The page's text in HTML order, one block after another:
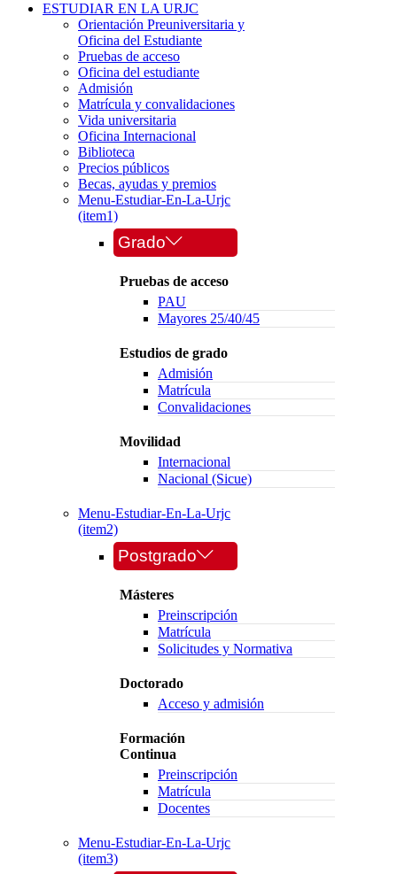
ESTUDIAR EN LA URJC
Orientación Preuniversitaria y
Oficina del Estudiante
Pruebas de acceso
Oficina del estudiante
Admisión
Matrícula y convalidaciones
Vida universitaria
Oficina Internacional
Biblioteca
Precios públicos
Becas, ayudas y premios
Menu-Estudiar-En-La-Urjc
(item1)
Grado
Pruebas de acceso
PAU
Mayores 25/40/45
Estudios de grado
Admisión
Matrícula
Convalidaciones
Movilidad
Internacional
Nacional (Sicue)
Menu-Estudiar-En-La-Urjc
(item2)
Postgrado
Másteres
Preinscripción
Matrícula
Solicitudes y Normativa
Doctorado
Acceso y admisión
Formación
Continua
Preinscripción
Matrícula
Docentes
Menu-Estudiar-En-La-Urjc
(item3)